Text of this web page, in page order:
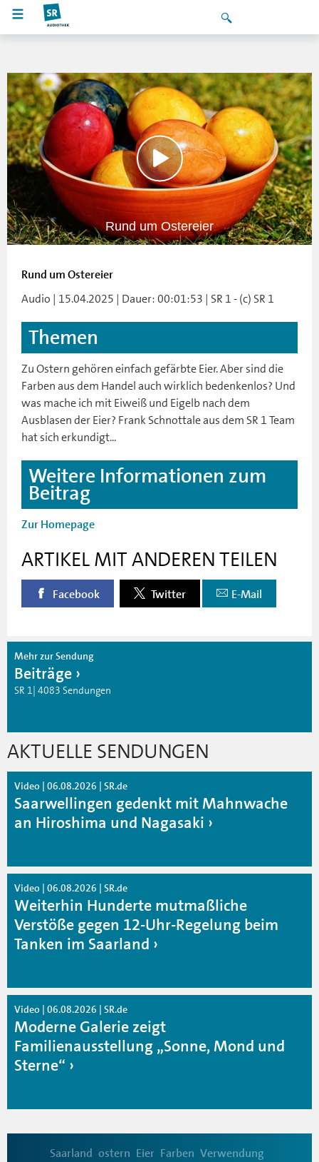
Rund um Ostereier
Rund um Ostereier
Audio | 15.04.2025 | Dauer: 00:01:53 | SR 1 - (c) SR 1
Themen
Zu Ostern gehören einfach gefärbte Eier. Aber sind die
Farben aus dem Handel auch wirklich bedenkenlos? Und
was mache ich mit Eiweiß und Eigelb nach dem
Ausblasen der Eier? Frank Schnottale aus dem SR 1 Team
hat sich erkundigt...
Weitere Informationen zum
Beitrag
Zur Homepage
ARTIKEL MIT ANDEREN TEILEN
Facebook Twitter E-Mail
Mehr zur Sendung
Beiträge
SR 1| 4083 Sendungen
AKTUELLE SENDUNGEN
Video | 06.08.2026 | SR.de
Saarwellingen gedenkt mit Mahnwache
an Hiroshima und Nagasaki
Video | 06.08.2026 | SR.de
Weiterhin Hunderte mutmaßliche
Verstöße gegen 12-Uhr-Regelung beim
Tanken im Saarland
Video | 06.08.2026 | SR.de
Moderne Galerie zeigt
Familienausstellung „Sonne, Mond und
Sterne“
Saarland ostern Eier Farben Verwendung